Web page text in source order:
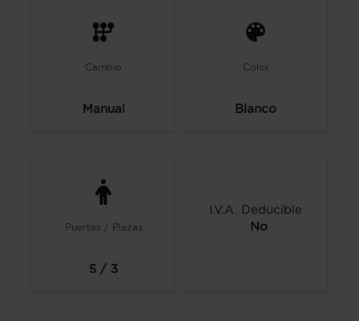
Cambio
Manual
Color
Blanco
Puertas / Plazas
5 / 3
I.V.A. Deducible
No